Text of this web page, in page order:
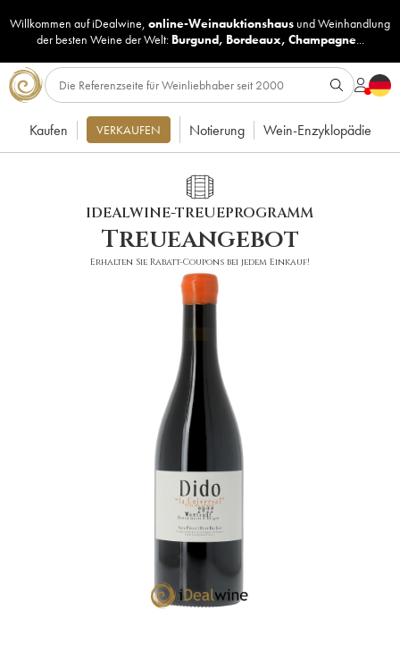
Willkommen auf iDealwine, online-Weinauktionshaus undWeinhandlung
der besten Weine der Welt: Burgund, Bordeaux, Champagne...
Kaufen VERKAUFEN Notierung Wein-Enzyklopädie
IDEALWINE-TREUEPROGRAMM
Treueangebot
Erhalten Sie Rabatt-Coupons bei jedem Einkauf!